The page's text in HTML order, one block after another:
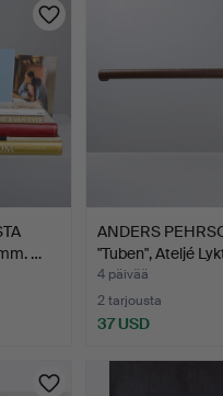
…
ANDERS
"Tuben", Ateljé
4 päivää
2 tarjousta
37 USD